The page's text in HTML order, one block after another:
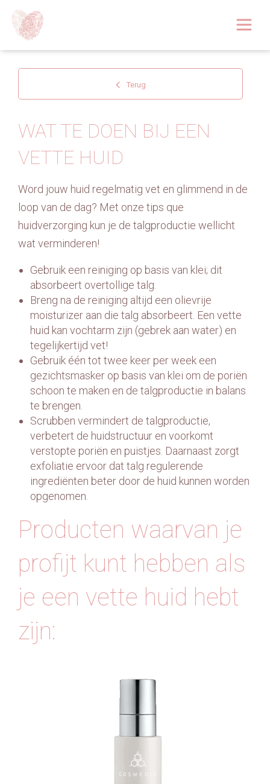
Over
Huidoplossingen
Behandelingen
Tarieven 2026
Blog
Webshop
Afspraak
Contact
Terug
WAT TE DOEN BIJ EEN
VETTE HUID
Word jouw huid regelmatig vet en glimmend in de
loop van de dag? Met onze tips que
huidverzorging kun je de talgproductie wellicht
wat verminderen!
Gebruik een reiniging op basis van klei; dit
absorbeert overtollige talg.
Breng na de reiniging altijd een olievrije
moisturizer aan die talg absorbeert. Een vette
huid kan vochtarm zijn (gebrek aan water) en
tegelijkertijd vet!
Gebruik één tot twee keer per week een
gezichtsmasker op basis van klei om de poriën
schoon te maken en de talgproductie in balans
te brengen.
Scrubben vermindert de talgproductie,
verbetert de huidstructuur en voorkomt
verstopte poriën en puistjes. Daarnaast zorgt
exfoliatie ervoor dat talg regulerende
ingrediënten beter door de huid kunnen worden
opgenomen.
Producten waarvan je
profijt kunt hebben als
je een vette huid hebt
zijn: